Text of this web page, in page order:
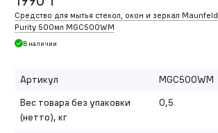
Средство для мытья стекол, окон и зеркал Maunfeld
Purity 500мл MGC500WM
В наличии
Артикул
MGC500WM
Вес товара без упаковки
(нетто), кг
0,5